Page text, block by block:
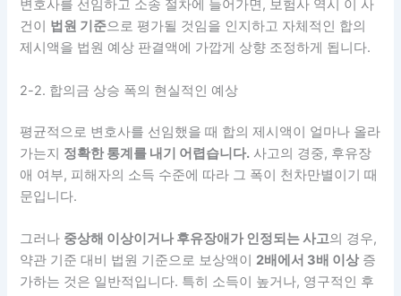
변호사를 선임하고 소송 절차에 들어가면, 보험사 역시 이 사
건이 법원 기준으로 평가될 것임을 인지하고 자체적인 합의
제시액을 법원 예상 판결액에 가깝게 상향 조정하게 됩니다.
2-2. 합의금 상승 폭의 현실적인 예상
평균적으로 변호사를 선임했을 때 합의 제시액이 얼마나 올라
가는지 정확한 통계를 내기 어렵습니다. 사고의 경중, 후유장
애 여부, 피해자의 소득 수준에 따라 그 폭이 천차만별이기 때
문입니다.
그러나 중상해 이상이거나 후유장애가 인정되는 사고의 경우,
약관 기준 대비 법원 기준으로 보상액이 2배에서 3배 이상증
가하는 것은 일반적입니다. 특히 소득이 높거나, 영구적인 후